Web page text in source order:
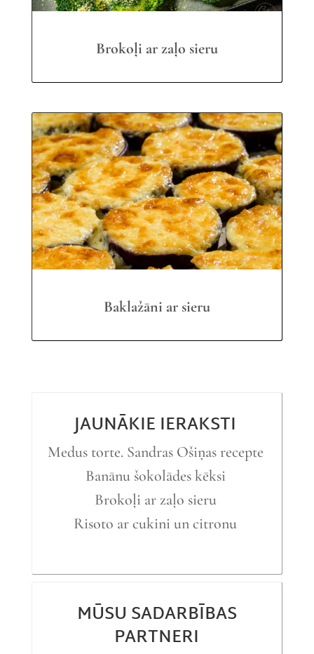
Brokoļi ar zaļo sieru
Baklažāni ar sieru
JAUNĀKIE IERAKSTI
Medus torte. Sandras Ošiņas recepte
Banānu šokolādes kēksi
Brokoļi ar zaļo sieru
Risoto ar cukini un citronu
MŪSU SADARBĪBAS
PARTNERI